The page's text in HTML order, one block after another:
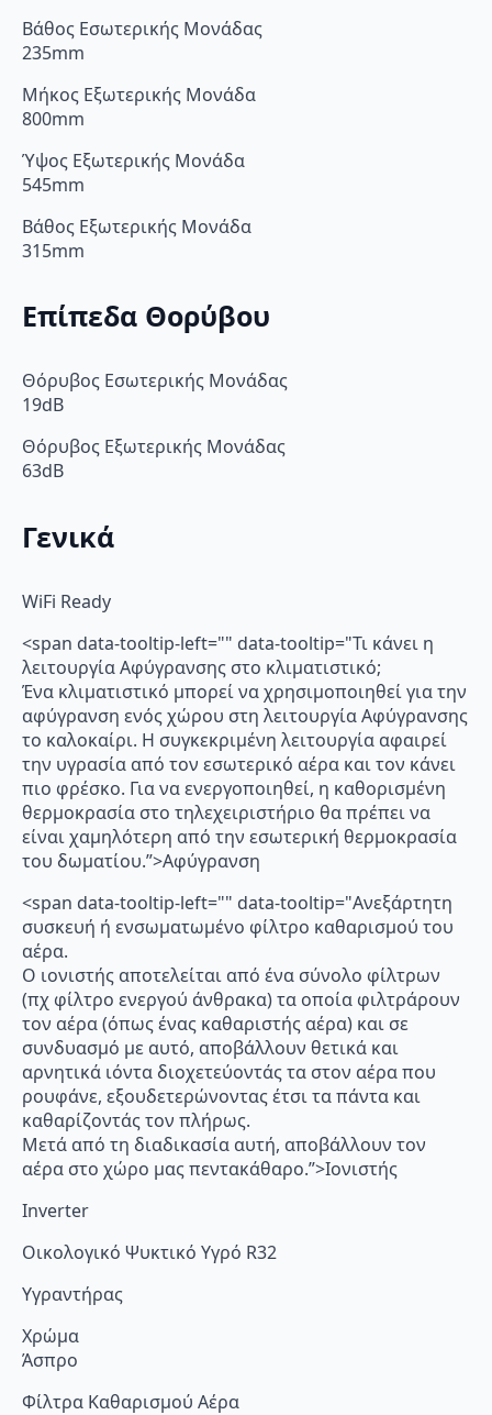
Βάθος Εσωτερικής Μονάδας
235mm
Μήκος Εξωτερικής Μονάδα
800mm
Ύψος Εξωτερικής Μονάδα
545mm
Βάθος Εξωτερικής Μονάδα
315mm
Επίπεδα Θορύβου
Θόρυβος Εσωτερικής Μονάδας
19dB
Θόρυβος Εξωτερικής Μονάδας
63dB
Γενικά
WiFi Ready
<span data-tooltip-left="" data-tooltip="Τι κάνει η
λειτουργία Αφύγρανσης στο κλιματιστικό;
Ένα κλιματιστικό μπορεί να χρησιμοποιηθεί για την
αφύγρανση ενός χώρου στη λειτουργία Αφύγρανσης
το καλοκαίρι. Η συγκεκριμένη λειτουργία αφαιρεί
την υγρασία από τον εσωτερικό αέρα και τον κάνει
πιο φρέσκο. Για να ενεργοποιηθεί, η καθορισμένη
θερμοκρασία στο τηλεχειριστήριο θα πρέπει να
είναι χαμηλότερη από την εσωτερική θερμοκρασία
του δωματίου.”>Αφύγρανση
<span data-tooltip-left="" data-tooltip="Ανεξάρτητη
συσκευή ή ενσωματωμένο φίλτρο καθαρισμού του
αέρα.
Ο ιονιστής αποτελείται από ένα σύνολο φίλτρων
(πχ φίλτρο ενεργού άνθρακα) τα οποία φιλτράρουν
τον αέρα (όπως ένας καθαριστής αέρα) και σε
συνδυασμό με αυτό, αποβάλλουν θετικά και
αρνητικά ιόντα διοχετεύοντάς τα στον αέρα που
ρουφάνε, εξουδετερώνοντας έτσι τα πάντα και
καθαρίζοντάς τον πλήρως.
Μετά από τη διαδικασία αυτή, αποβάλλουν τον
αέρα στο χώρο μας πεντακάθαρο.”>Ιονιστής
Inverter
Οικολογικό Ψυκτικό Υγρό R32
Υγραντήρας
Χρώμα
Άσπρο
Φίλτρα Καθαρισμού Αέρα